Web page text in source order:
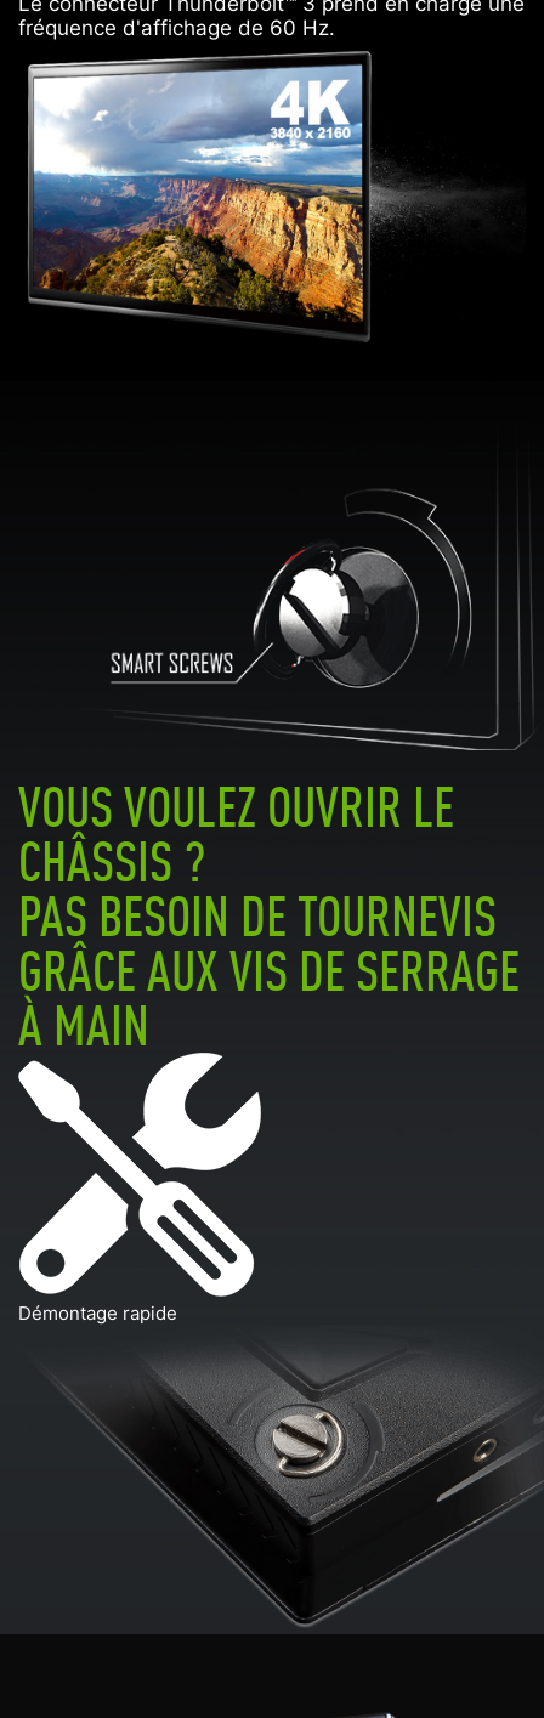
fréquence d'affichage de 60 Hz.
VOUS VOULEZ OUVRIR LE
CHÂSSIS ?
PAS BESOIN DE TOURNEVIS
GRÂCE AUX VIS DE SERRAGE
À MAIN
Démontage rapide